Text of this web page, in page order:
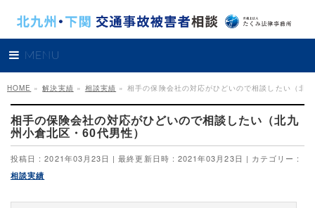
MENU
HOME » 解決実績 » 相談実績 » 相手の保険会社の対応がひどいので相談したい（北
相手の保険会社の対応がひどいので相談したい（北九
州小倉北区・60代男性）
投稿日 : 2021年03月23日 最終更新日時 : 2021年03月23日 カテゴリー :
相談実績